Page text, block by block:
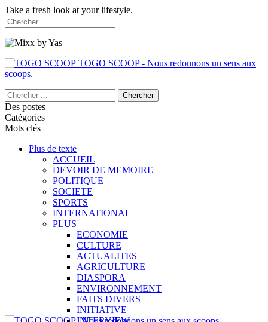
Take a fresh look at your lifestyle.
TOGO SCOOP - Nous redonnons un sens aux
scoops.
Des postes
Catégories
Mots clés
Plus de texte
ACCUEIL
DEVOIR DE MEMOIRE
POLITIQUE
SOCIETE
SPORTS
INTERNATIONAL
PLUS
ECONOMIE
CULTURE
ACTUALITES
AGRICULTURE
DIASPORA
ENVIRONNEMENT
FAITS DIVERS
INITIATIVE